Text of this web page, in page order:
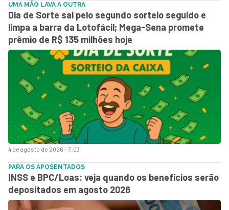
4 de agosto de 2026 - 7:03
UMA MÃO LAVA A OUTRA
Dia de Sorte sai pelo segundo sorteio seguido e
limpa a barra da Lotofácil; Mega-Sena promete
prêmio de R$ 135 milhões hoje
PARA OS APOSENTADOS
INSS e BPC/Loas: veja quando os benefícios serão
depositados em agosto 2026